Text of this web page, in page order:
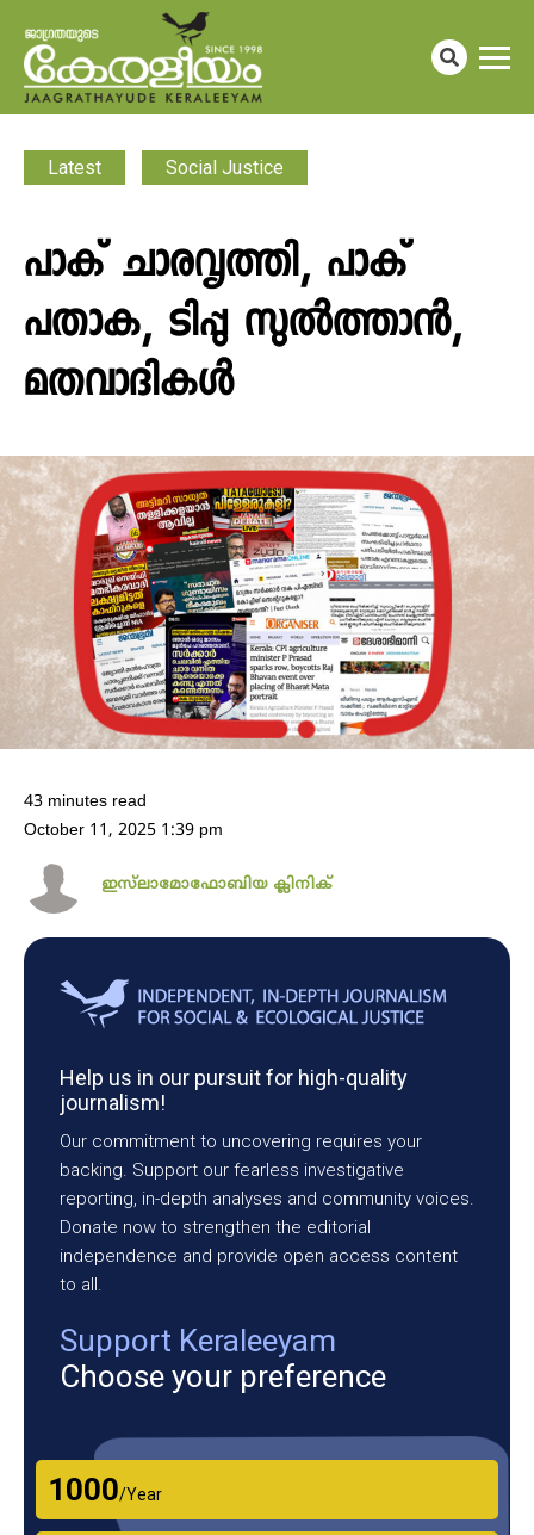
Latest Social Justice
പാക് ചാരവൃത്തി, പാക്
പതാക, ടിപ്പു സുൽത്താൻ,
മതവാദികൾ
43 minutes read
October 11, 2025 1:39 pm
ഇസ്‌ലാമോഫോബിയ ക്ലിനിക്
Help us in our pursuit for high-quality
journalism!
Our commitment to uncovering requires your
backing. Support our fearless investigative
reporting, in-depth analyses and community voices.
Donate now to strengthen the editorial
independence and provide open access content
to all.
Support Keraleeyam
Choose your preference
₹1000/Year